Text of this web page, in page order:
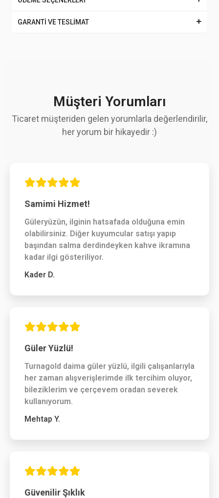
GARANTİ VE TESLİMAT
Müşteri Yorumları
Ticaret müşteriden gelen yorumlarla değerlendirilir,
her yorum bir hikayedir :)
Samimi Hizmet!
Güleryüzün, ilginin hatsafada olduğuna emin
olabilirsiniz. Diğer kuyumcular satışı yapıp
başından salma derdindeyken kahve ikramına
kadar ilgi gösteriliyor.
Kader D.
Güler Yüzlü!
Turnagold daima güler yüzlü, ilgili çalışanlarıyla
her zaman alışverişlerimde ilk tercihim oluyor,
bileziklerim ve çerçevem oradan severek
kullanıyorum.
Mehtap Y.
Güvenilir Şıklık